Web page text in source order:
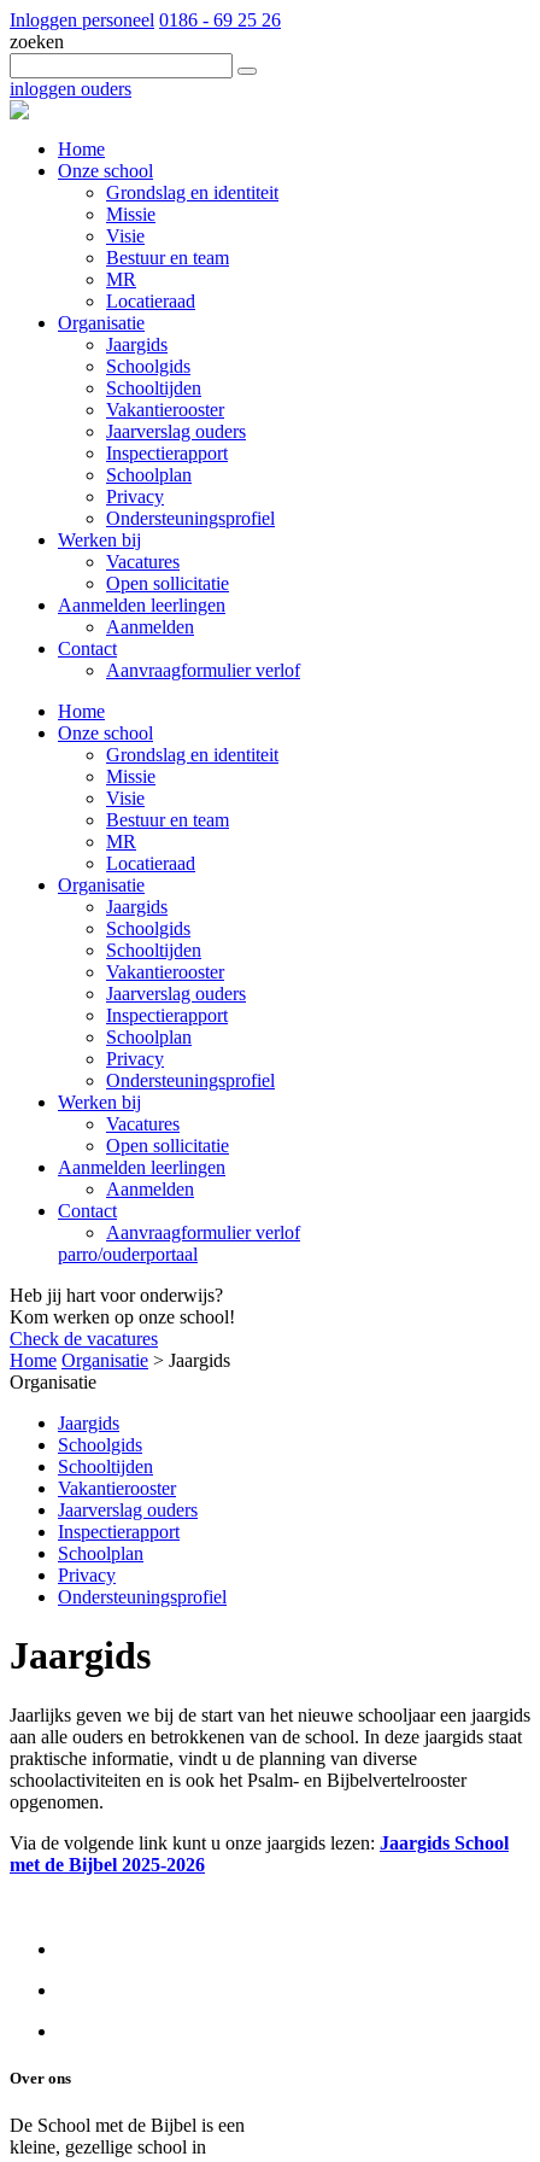
Inloggen personeel 0186 - 69 25 26
zoeken
inloggen ouders
Home
Onze school
Grondslag en identiteit
Missie
Visie
Bestuur en team
MR
Locatieraad
Organisatie
Jaargids
Schoolgids
Schooltijden
Vakantierooster
Jaarverslag ouders
Inspectierapport
Schoolplan
Privacy
Ondersteuningsprofiel
Werken bij
Vacatures
Open sollicitatie
Aanmelden leerlingen
Aanmelden
Contact
Aanvraagformulier verlof
Home
Onze school
Grondslag en identiteit
Missie
Visie
Bestuur en team
MR
Locatieraad
Organisatie
Jaargids
Schoolgids
Schooltijden
Vakantierooster
Jaarverslag ouders
Inspectierapport
Schoolplan
Privacy
Ondersteuningsprofiel
Werken bij
Vacatures
Open sollicitatie
Aanmelden leerlingen
Aanmelden
Contact
Aanvraagformulier verlof
parro/ouderportaal
Heb jij hart voor onderwijs?
Kom werken op onze school!
Check de vacatures
Home Organisatie > Jaargids
Organisatie
Jaargids
Schoolgids
Schooltijden
Vakantierooster
Jaarverslag ouders
Inspectierapport
Schoolplan
Privacy
Ondersteuningsprofiel
Jaargids
Jaarlijks geven we bij de start van het nieuwe schooljaar een jaargids
aan alle ouders en betrokkenen van de school. In deze jaargids staat
praktische informatie, vindt u de planning van diverse
schoolactiviteiten en is ook het Psalm- en Bijbelvertelrooster
opgenomen.
Via de volgende link kunt u onze jaargids lezen: Jaargids School
met de Bijbel 2025-2026
Over ons
De School met de Bijbel is een
kleine, gezellige school in